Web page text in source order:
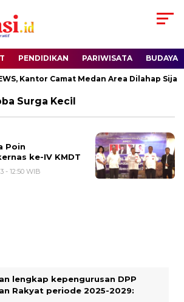
PENDIDIKAN PARIWISATA BUDAYA
Kantor Camat Medan Area Dilahap
Surga Kecil
Poin
ke-IV KMDT
- 12:50 WIB
lengkap kepengurusan DPP
Rakyat periode 2025-2029: